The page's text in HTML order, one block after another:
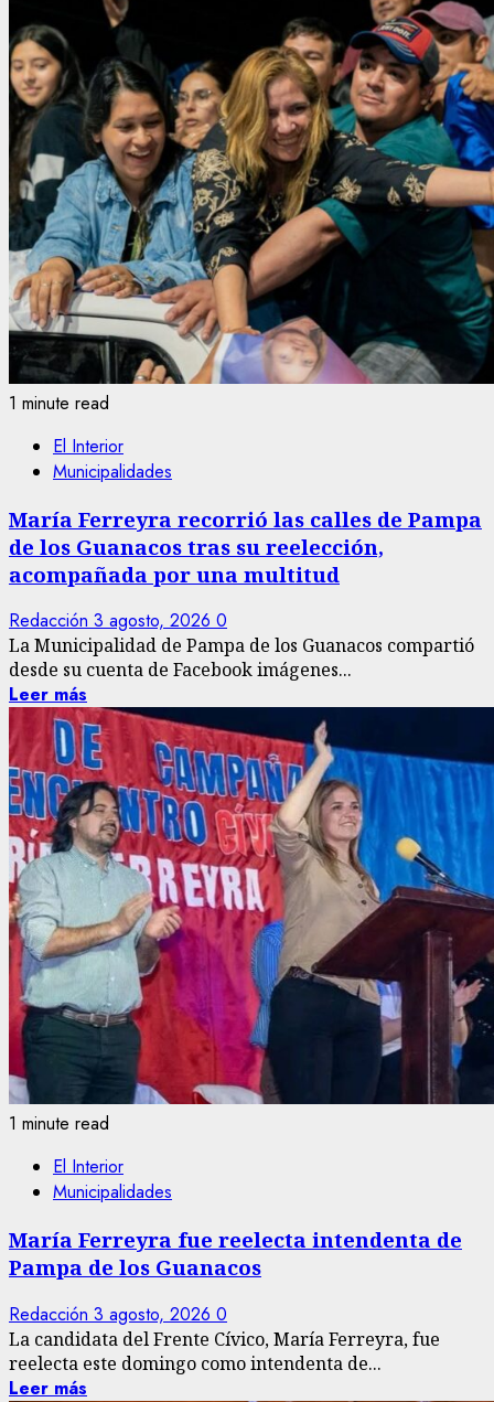
1 minute read
El Interior
Municipalidades
María Ferreyra recorrió las calles de Pampa
de los Guanacos tras su reelección,
acompañada por una multitud
Redacción 3 agosto, 2026 0
La Municipalidad de Pampa de los Guanacos compartió
desde su cuenta de Facebook imágenes...
Leer más
1 minute read
El Interior
Municipalidades
María Ferreyra fue reelecta intendenta de
Pampa de los Guanacos
Redacción 3 agosto, 2026 0
La candidata del Frente Cívico, María Ferreyra, fue
reelecta este domingo como intendenta de...
Leer más